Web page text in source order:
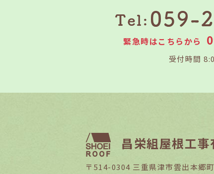
緊急時はこちらから
受付時間
昌栄組屋根工事
〒514-0304 三重県津市雲出本郷